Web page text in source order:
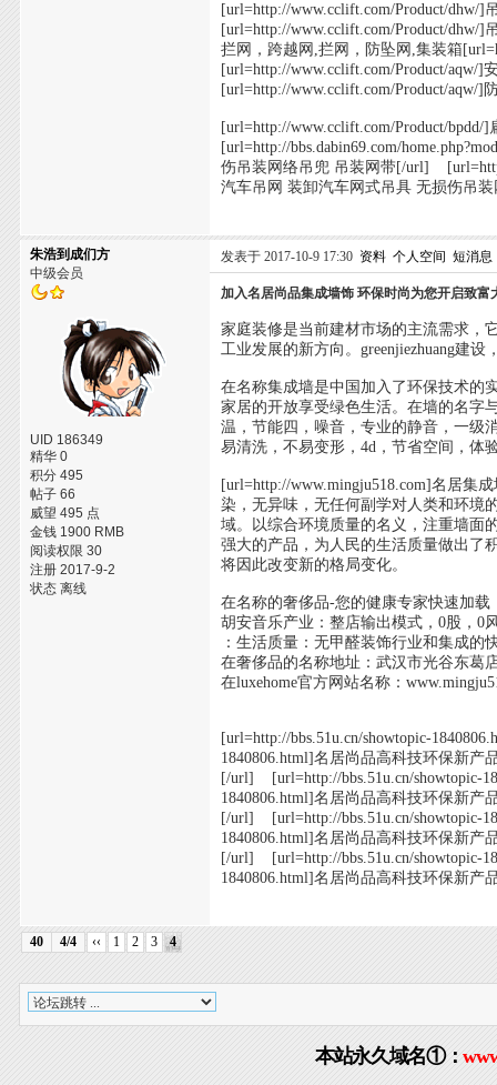
[url=http://www.cclift.com/Product/dhw/
[url=http://www.cclift.com/Product/dhw/
拦网，跨越网,拦网，防坠网,集装箱
[url=http://www.cclift.com/Product/aqw/
[url=http://www.cclift.com/Product/aqw/]
[url=http://www.cclift.com/Product/
[url=http://bbs.dabin69.com/
伤吊装网络吊兜 吊装网带[/url]
汽车吊网 装卸汽车网式吊具 无损伤吊
朱浩到成们方
中级会员
UID 186349
精华 0
积分 495
帖子 66
威望 495 点
金钱 1900 RMB
阅读权限 30
注册 2017-9-2
状态 离线
发表于 2017-10-9 17:30 资料 个人空间 短消息
加入名居尚品集成墙饰 环保时尚为您开启致富
家庭装修是当前建材市场的主流需求，
工业发展的新方向。greenjiezhuang建
在名称集成墙是中国加入了环保技术的
家居的开放享受绿色生活。在墙的名字
温，节能四，噪音，专业的静音，一级
易清洗，不易变形，4d，节省空间，体
[url=http://www.mingju518.com]名居集
染，无异味，无任何副学对人类和环境
域。以综合环境质量的名义，注重墙面
强大的产品，为人民的生活质量做出了
将因此改变新的格局变化。
在名称的奢侈品-您的健康专家快速加载
胡安音乐产业：整店输出模式，0股，0
：生活质量：无甲醛装饰行业和集成的
在奢侈品的名称地址：武汉市光谷东葛
在luxehome官方网站名称：
[url=http://bbs.51u.cn/showtopic-
1840806.html]名居尚品高科技环保新
[/url] [url=http://bbs.51u.cn/showtopic-
1840806.html]名居尚品高科技环保新
[/url] [url=http://bbs.51u.cn/showtopic-
1840806.html]名居尚品高科技环保新
[/url] [url=http://bbs.51u.cn/showtopic-
1840806.html]名居尚品高科技环保新产
40 4/4 ‹‹ 1 2 3 4
本站永久域名①：